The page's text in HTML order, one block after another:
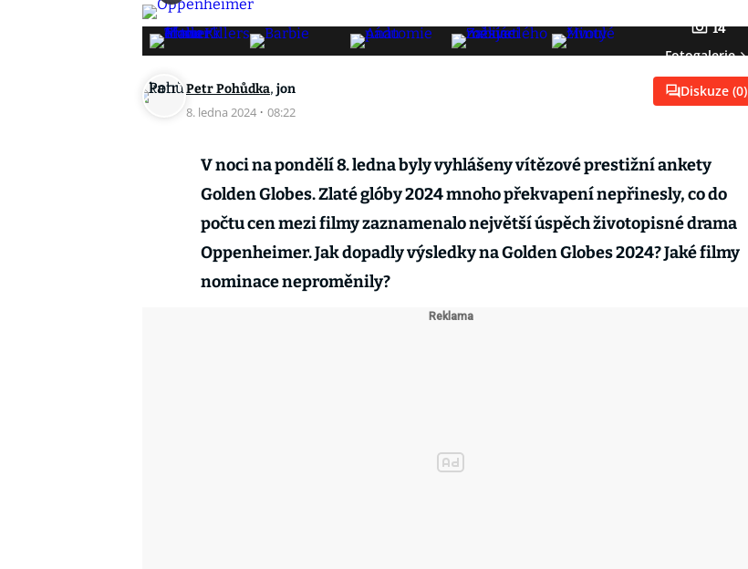
14
Fotogalerie
Petr Pohůdka, jon
8. ledna 2024 · 08:22
Diskuze (0)
V noci na pondělí 8. ledna byly vyhlášeny vítězové prestižní ankety
Golden Globes. Zlaté glóby 2024 mnoho překvapení nepřinesly, co do
počtu cen mezi filmy zaznamenalo největší úspěch životopisné drama
Oppenheimer. Jak dopadly výsledky na Golden Globes 2024? Jaké filmy
nominace neproměnily?